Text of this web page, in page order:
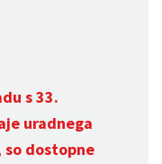
s 33.
uradnega
dostopne